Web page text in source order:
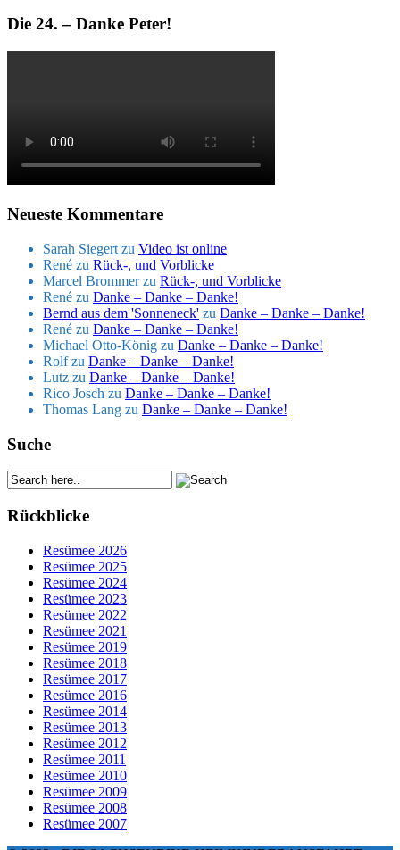
Die 24. – Danke Peter!
Neueste Kommentare
Sarah Siegert zu Video ist online
René zu Rück-, und Vorblicke
Marcel Brommerzu Rück-, und Vorblicke
René zu Danke – Danke – Danke!
Bernd aus dem 'Sonneneck' zu Danke – Danke – Danke!
René zu Danke – Danke – Danke!
Michael Otto-König zu Danke – Danke – Danke!
Rolfzu Danke – Danke – Danke!
Lutz zu Danke – Danke – Danke!
Rico Josch zu Danke – Danke – Danke!
Thomas Lang zu Danke – Danke – Danke!
Suche
Rückblicke
Resümee 2026
Resümee 2025
Resümee 2024
Resümee 2023
Resümee 2022
Resümee 2021
Resümee 2019
Resümee 2018
Resümee 2017
Resümee 2016
Resümee 2014
Resümee 2013
Resümee 2012
Resümee 2011
Resümee 2010
Resümee 2009
Resümee 2008
Resümee 2007